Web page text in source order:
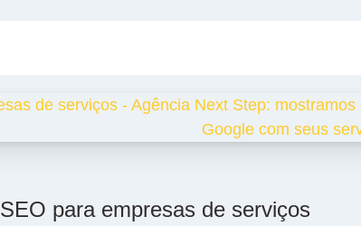
SEO para empresas de serviços